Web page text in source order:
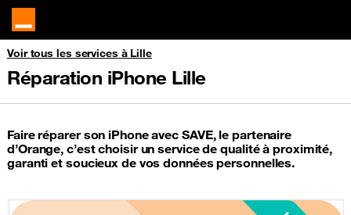
Voir tous les services à Lille
Réparation iPhone Lille
Faire réparer son iPhone avec SAVE, le partenaire
d’Orange, c’est choisir un service de qualité à proximité,
garanti et soucieux de vos données personnelles.